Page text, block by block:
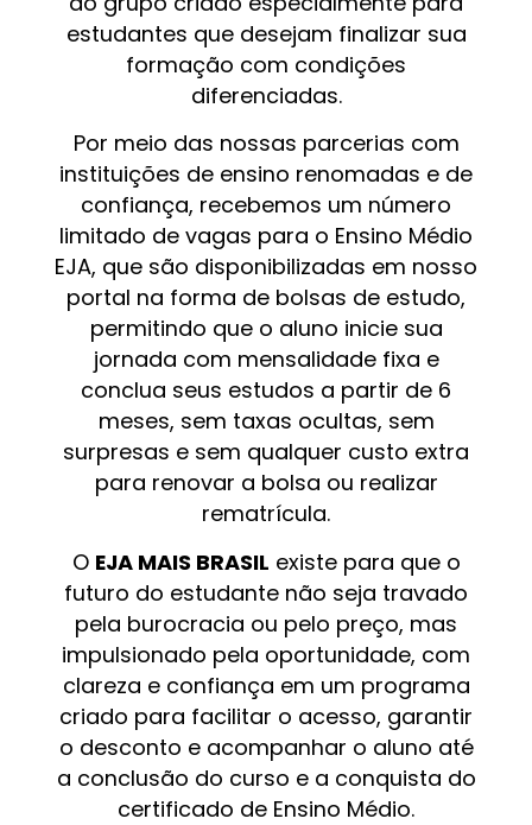
estudantes que desejam finalizar sua
formação com condições
diferenciadas.
Por meio das nossas parcerias com
instituições de ensino renomadas e de
confiança, recebemos um número
limitado de vagas para o Ensino Médio
EJA, que são disponibilizadas em nosso
portal na forma de bolsas de estudo,
permitindo que o aluno inicie sua
jornada com mensalidade fixa e
conclua seus estudos a partir de 6
meses, sem taxas ocultas, sem
surpresas e sem qualquer custo extra
para renovar a bolsa ou realizar
rematrícula.
O EJA MAIS BRASIL existe para que o
futuro do estudante não seja travado
pela burocracia ou pelo preço, mas
impulsionado pela oportunidade, com
clareza e confiança em um programa
criado para facilitar o acesso, garantir
o desconto e acompanhar o aluno até
a conclusão do curso e a conquista do
certificado de Ensino Médio.